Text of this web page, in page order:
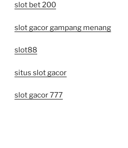
slot bet 200
slot gacor gampang menang
slot88
situs slot gacor
slot gacor 777